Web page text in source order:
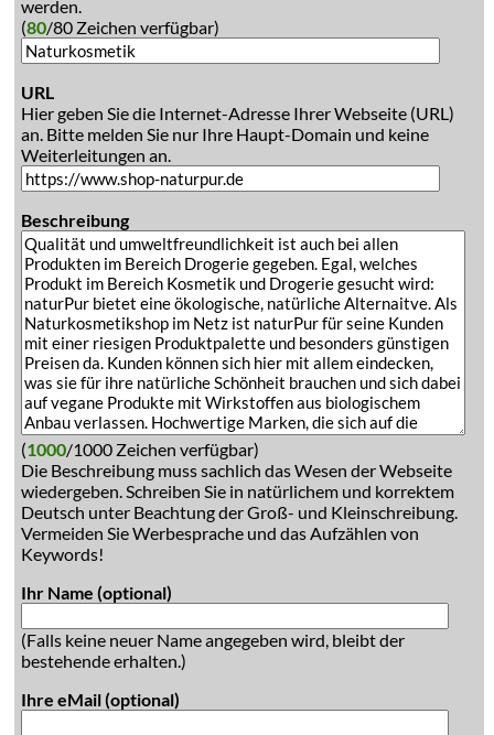
werden.
(80/80 Zeichen verfügbar)
URL
Hier geben Sie die Internet-Adresse Ihrer Webseite (URL)
an. Bitte melden Sie nur Ihre Haupt-Domain und keine
Weiterleitungen an.
Beschreibung
(1000/1000 Zeichen verfügbar)
Die Beschreibung muss sachlich das Wesen der Webseite
wiedergeben. Schreiben Sie in natürlichem und korrektem
Deutsch unter Beachtung der Groß- und Kleinschreibung.
Vermeiden Sie Werbesprache und das Aufzählen von
Keywords!
Ihr Name (optional)
(Falls keine neuer Name angegeben wird, bleibt der
bestehende erhalten.)
Ihre eMail (optional)